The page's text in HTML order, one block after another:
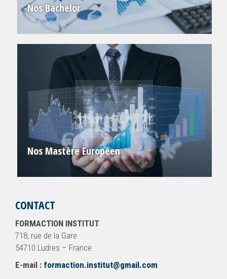
Nos Bachelor
Nos Mastère Européen
CONTACT
FORMACTION INSTITUT
718, rue de la Gare
54710 Ludres – France
E-mail : formaction.institut@gmail.com